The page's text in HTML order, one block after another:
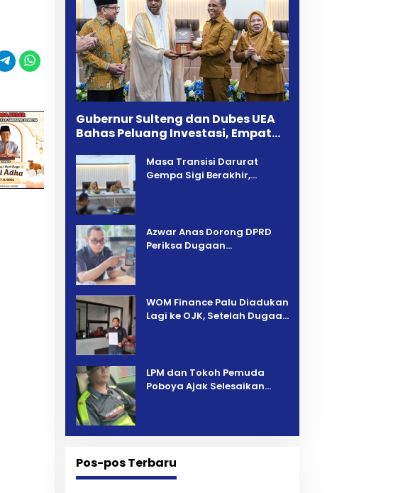
Gubernur Sulteng dan Dubes UEA
Bahas Peluang Investasi, Empat
Masa Transisi Darurat
Gempa Sigi Berakhir,
Azwar Anas Dorong DPRD
Periksa Dugaan
‎WOM Finance Palu Diadukan
Lagi ke OJK, Setelah Dugaan
LPM dan Tokoh Pemuda
Poboya Ajak Selesaikan
Pos-pos Terbaru